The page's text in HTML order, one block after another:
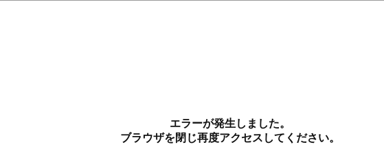
エラーが発生しました。
ブラウザを閉じ再度アクセスしてください。